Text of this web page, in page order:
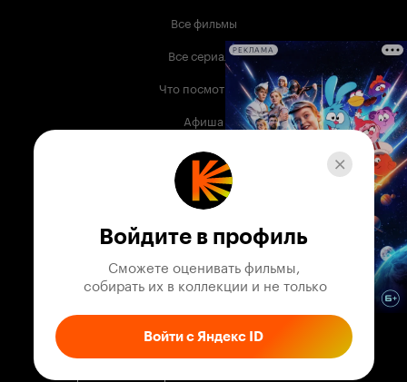
Все фильмы
Все сериалы
Что посмотреть
Афиша
Музыка
Телепрограмма
Служба поддержки
РЕКЛАМА
Войдите в профиль
Сможете оценивать фильмы,
собирать их в коллекции и не только
Войти с Яндекс ID